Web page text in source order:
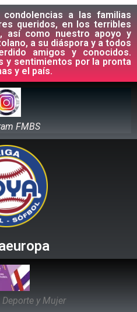
a las familias
queridos, en los terribles
así como nuestro apoyo y
a su diáspora y a todos
amigos y conocidos.
y sentimientos por la pronta
y el país.
FMBS
y Mujer